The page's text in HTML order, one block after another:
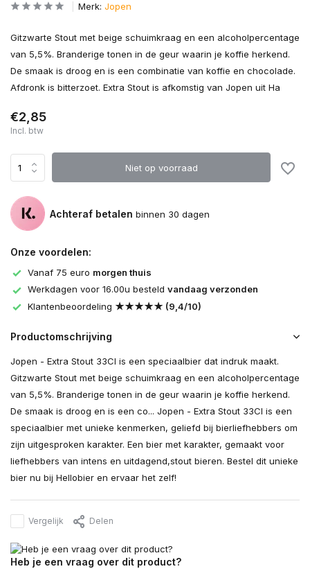
Merk: Jopen
Gitzwarte Stout met beige schuimkraag en een alcoholpercentage
van 5,5%. Branderige tonen in de geur waarin je koffie herkend.
De smaak is droog en is een combinatie van koffie en chocolade.
Afdronk is bitterzoet. Extra Stout is afkomstig van Jopen uit Ha
€2,85
Incl. btw
Niet op voorraad
Achteraf betalen binnen 30 dagen
Onze voordelen:
Vanaf 75 euro morgen thuis
Werkdagen voor 16.00u besteld vandaag verzonden
Klantenbeoordeling ★★★★★ (9,4/10)
Productomschrijving
Jopen - Extra Stout 33Cl is een speciaalbier dat indruk maakt.
Gitzwarte Stout met beige schuimkraag en een alcoholpercentage
van 5,5%. Branderige tonen in de geur waarin je koffie herkend.
De smaak is droog en is een co... Jopen - Extra Stout 33Cl is een
speciaalbier met unieke kenmerken, geliefd bij bierliefhebbers om
zijn uitgesproken karakter. Een bier met karakter, gemaakt voor
liefhebbers van intens en uitdagend,stout bieren. Bestel dit unieke
bier nu bij Hellobier en ervaar het zelf!
Vergelijk Delen
Heb je een vraag over dit product?